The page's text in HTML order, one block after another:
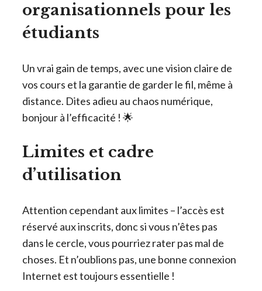
organisationnels pour les
étudiants
Un vrai gain de temps, avec une vision claire de
vos cours et la garantie de garder le fil, même à
distance. Dites adieu au chaos numérique,
bonjour à l’efficacité ! 🌟
Limites et cadre
d’utilisation
Attention cependant aux limites – l’accès est
réservé aux inscrits, donc si vous n’êtes pas
dans le cercle, vous pourriez rater pas mal de
choses. Et n’oublions pas, une bonne connexion
Internet est toujours essentielle !